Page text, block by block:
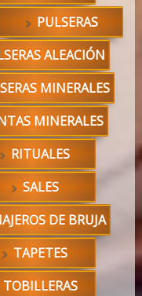
PULSERAS
ALEACIÓN
MINERALES
MINERALES
RITUALES
SALES
DE BRUJA
TAPETES
TOBILLERAS